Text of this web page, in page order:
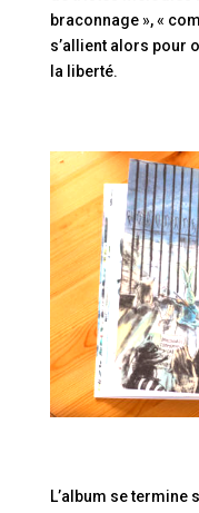
braconnage », «
s’allient alors pour
la liberté.
L’album se termine